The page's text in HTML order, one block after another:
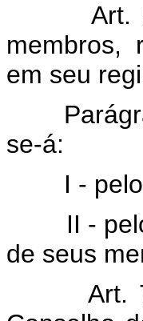
Art.
membros,
em seu
se-á:
I - pelo
II - pelo
de seus
Art.